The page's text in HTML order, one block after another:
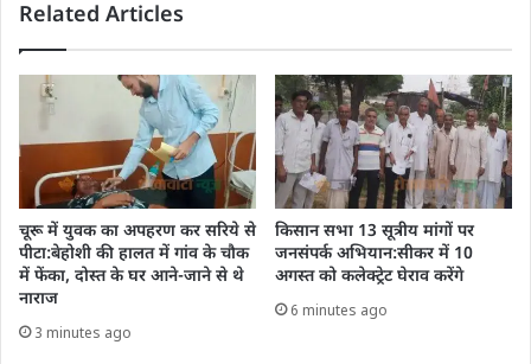
Related Articles
चूरू में युवक का अपहरण कर सरिये से
पीटा:बेहोशी की हालत में गांव के चौक
में फेंका, दोस्त के घर आने-जाने से थे
नाराज
3 minutes ago
किसान सभा 13 सूत्रीय मांगों पर
जनसंपर्क अभियान:सीकर में 10
अगस्त को कलेक्ट्रेट घेराव करेंगे
6 minutes ago